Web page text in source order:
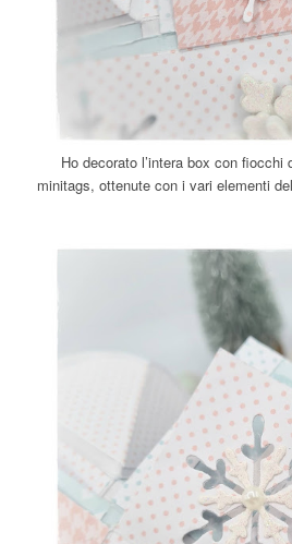
Ho decorato l’intera box con
minitags, ottenute con i vari elementi